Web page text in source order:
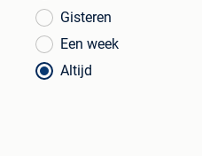
Gisteren
Een week
Altijd